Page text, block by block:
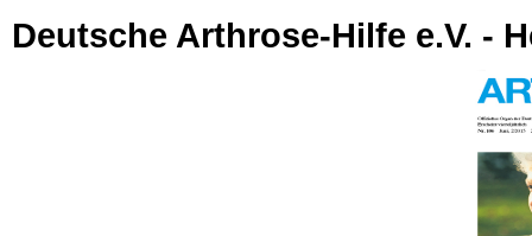
Deutsche Arthrose-Hilfe e.V. -